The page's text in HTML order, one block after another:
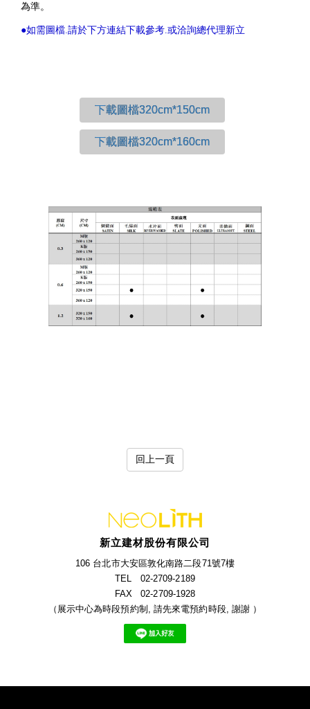
為準。
●如需圖檔.請於下方連結下載參考.或洽詢總代理新立
下載圖檔320cm*150cm
下載圖檔320cm*160cm
回上一頁
新立建材股份有限公司
106 台北市大安區敦化南路二段71號7樓
TEL 02-2709-2189
FAX 02-2709-1928
（展示中心為時段預約制, 請先來電預約時段, 謝謝 ）